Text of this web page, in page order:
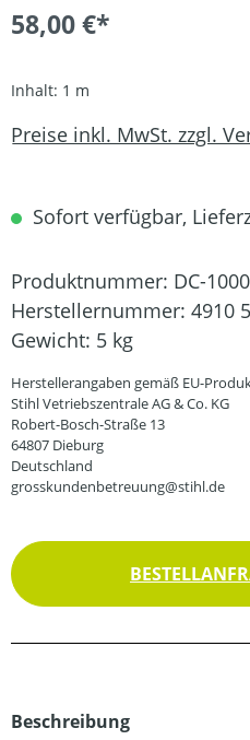
58,00 €*
Inhalt: 1 m
Preise inkl. MwSt. zzgl.
Sofort verfügbar,
Produktnummer: DC-
Herstellernummer: 4910
Gewicht: 5 kg
Herstellerangaben gemäß EU-
Stihl Vetriebszentrale AG & Co. KG
Robert-Bosch-Straße 13
64807 Dieburg
Deutschland
grosskundenbetreuung@stihl.de
Beschreibung